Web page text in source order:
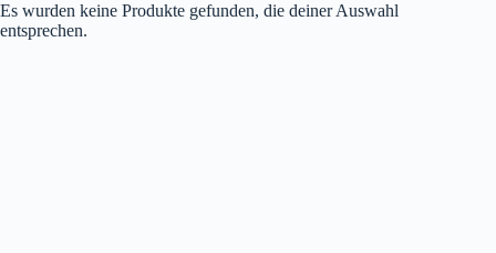
Es wurden keine Produkte gefunden, die deiner Auswahl
entsprechen.